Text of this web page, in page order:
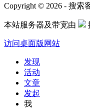
Copyright © 2026 - 搜索
本站服务器及带宽由
访问桌面版网站
发现
活动
文章
发起
我